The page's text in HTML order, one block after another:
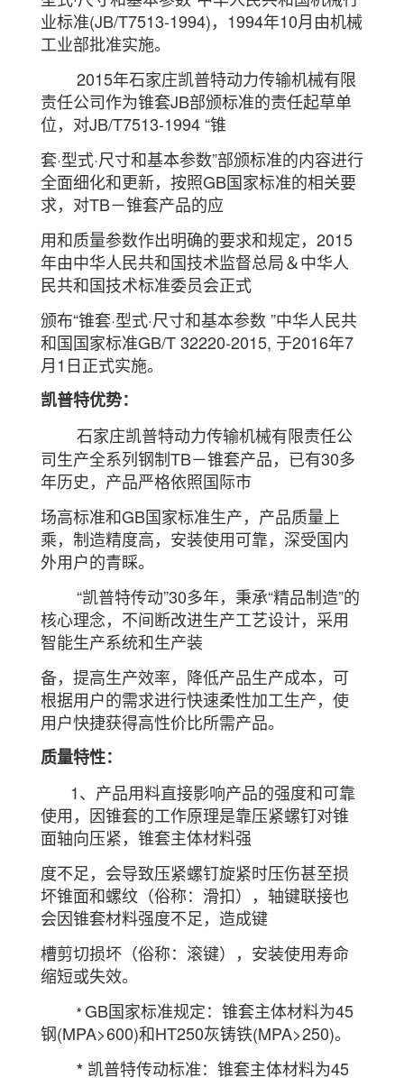
业标准(JB/T7513-1994)，1994年10月由机械
工业部批准实施。
2015年石家庄凯普特动力传输机械有限
责任公司作为锥套JB部颁标准的责任起草单
位，对JB/T7513-1994“锥
套·型式·尺寸和基本参数”部颁标准的内容进行
全面细化和更新，按照GB国家标准的相关要
求，对TB－锥套产品的应
用和质量参数作出明确的要求和规定，2015
年由中华人民共和国技术监督总局＆中华人
民共和国技术标准委员会正式
颁布“锥套·型式·尺寸和基本参数 ”中华人民共
和国国家标准GB/T 32220-2015, 于2016年7
月1日正式实施。
凯普特优势：
石家庄凯普特动力传输机械有限责任公
司生产全系列钢制TB－锥套产品，已有30多
年历史，产品严格依照国际市
场高标准和GB国家标准生产，产品质量上
乘，制造精度高，安装使用可靠，深受国内
外用户的青睬。
“凯普特传动”30多年，秉承“精品制造”的
核心理念，不间断改进生产工艺设计，采用
智能生产系统和生产装
备，提高生产效率，降低产品生产成本，可
根据用户的需求进行快速柔性加工生产，使
用户快捷获得高性价比所需产品。
质量特性：
1、产品用料直接影响产品的强度和可靠
使用，因锥套的工作原理是靠压紧螺钉对锥
面轴向压紧，锥套主体材料强
度不足，会导致压紧螺钉旋紧时压伤甚至损
坏锥面和螺纹（俗称：滑扣），轴键联接也
会因锥套材料强度不足，造成键
槽剪切损坏（俗称：滚键），安装使用寿命
缩短或失效。
* GB国家标准规定：锥套主体材料为45
钢(MPA>600)和HT250灰铸铁(MPA>250)。
* 凯普特传动标准：锥套主体材料为45